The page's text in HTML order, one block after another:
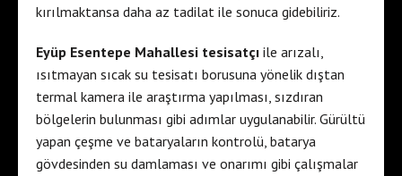
kırılmaktansa daha az tadilat ile sonuca gidebiliriz.
Eyüp Esentepe Mahallesi tesisatçı ile arızalı,
ısıtmayan sıcak su tesisatı borusuna yönelik dıştan
termal kamera ile araştırma yapılması, sızdıran
bölgelerin bulunması gibi adımlar uygulanabilir. Gürültü
yapan çeşme ve bataryaların kontrolü, batarya
gövdesinden su damlaması ve onarımı gibi çalışmalar